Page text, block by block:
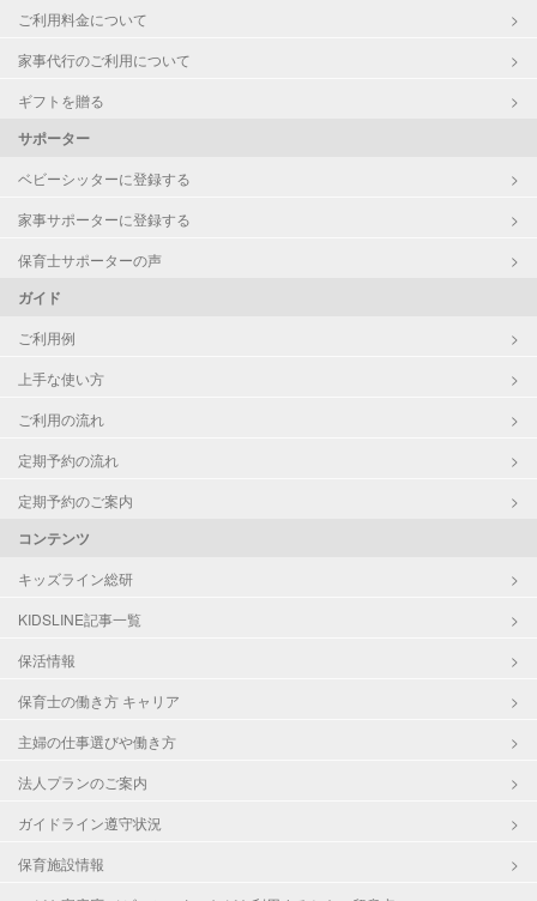
ご利用料金について
家事代行のご利用について
ギフトを贈る
サポーター
ベビーシッターに登録する
家事サポーターに登録する
保育士サポーターの声
ガイド
ご利用例
上手な使い方
ご利用の流れ
定期予約の流れ
定期予約のご案内
コンテンツ
キッズライン総研
KIDSLINE記事一覧
保活情報
保育士の働き方 キャリア
主婦の仕事選びや働き方
法人プランのご案内
ガイドライン遵守状況
保育施設情報